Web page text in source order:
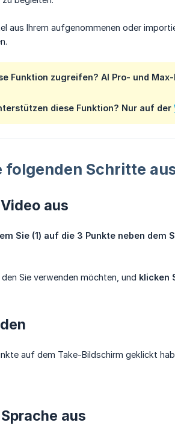
aus Ihrem aufgenommenen oder
Funktion zugreifen? AI Pro- und Max-
diese Funktion? Nur auf der
folgenden Schritte
aus
Sie (1) auf die 3 Punkte neben dem
Sie verwenden möchten, und klicken
auf dem Take-Bildschirm geklickt
aus